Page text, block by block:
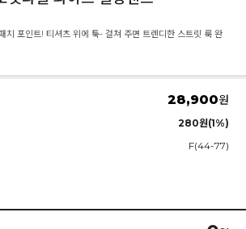
치 포인트! 티셔츠 위에 툭- 걸쳐 주면 트렌디한 스트릿 룩 완
28,900원
280원(1%)
F(44-77)